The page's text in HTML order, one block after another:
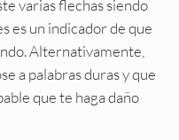
varias flechas siendo
es un indicador de que
Alternativamente,
a palabras duras y que
que te haga daño